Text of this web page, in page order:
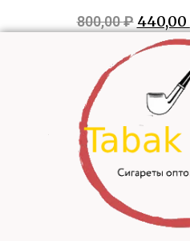
800,00₽
цена
800,00
440,00